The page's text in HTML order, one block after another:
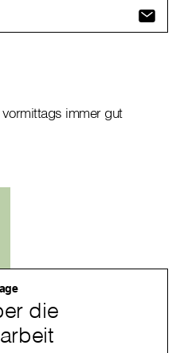
immer gut
die